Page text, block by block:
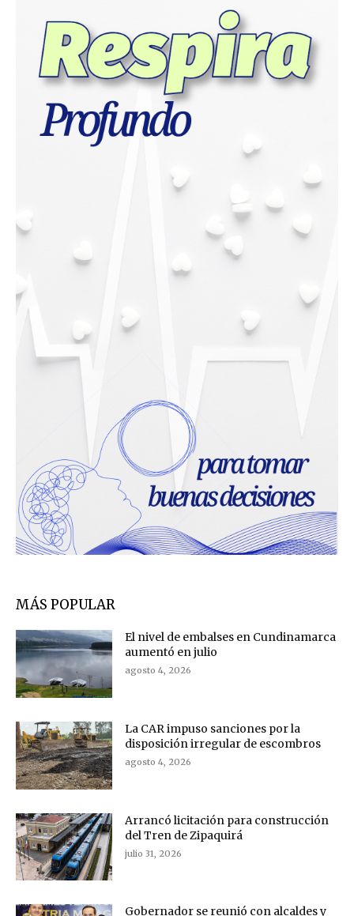
MÁS POPULAR
El nivel de embalses en Cundinamarca
aumentó en julio
agosto 4, 2026
La CAR impuso sanciones por la
disposición irregular de escombros
agosto 4, 2026
Arrancó licitación para construcción
del Tren de Zipaquirá
julio 31, 2026
Gobernador se reunió con alcaldes y